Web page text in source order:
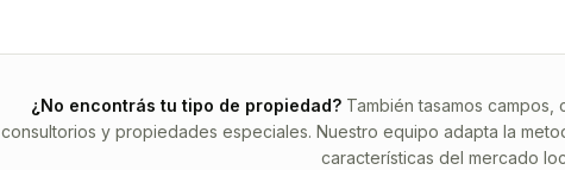
¿No encontrás tu tipo de propiedad? También tasamos campos,
consultorios y propiedades especiales. Nuestro equipo adapta la
características del mercado